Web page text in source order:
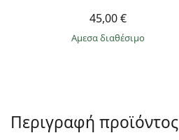
45,00 €
άμεσα διαθέσιμο
Περιγραφή προϊόντος